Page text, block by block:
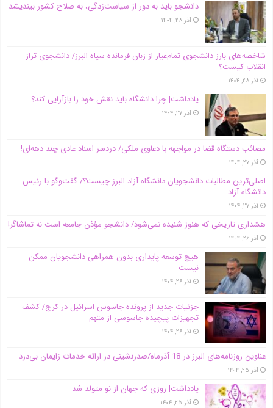
دانشجو باید به دور از سیاست‌زدگی، به صلاح کشور بیندیشد
آذر ۲۸, ۱۴۰۴
شاخصه‌های بارز دانشجوی تمام‌عیار از زبان فرمانده سپاه البرز/ دانشجوی تراز
انقلاب کیست؟
آذر ۲۸, ۱۴۰۴
یادداشت| چرا دانشگاه باید نقش خود را بازآرایی کند؟
آذر ۲۷, ۱۴۰۴
مصائب دستگاه قضا در مواجهه با دعاوی ملکی/ دردسر اسناد عادی چند‌ دهه‌ای!
آذر ۲۷, ۱۴۰۴
اصلی‌ترین مطالبات دانشجویان دانشگاه آزاد البرز چیست؟/ گفت‌وگو با رئیس
دانشگاه آز‌اد
آذر ۲۷, ۱۴۰۴
هشداری تاریخی که هنوز شنیده نمی‌شود/ دانشجو مؤذن جامعه است نه تماشاگر!
آذر ۲۶, ۱۴۰۴
هیچ توسعه پایداری بدون همراهی دانشجویان ممکن
نیست
آذر ۲۶, ۱۴۰۴
جزئیات جدید از پرونده جاسوس اسرائیل در کرج/‌ کشف
تجهیزات پیچیده جاسوسی از متهم
آذر ۲۶, ۱۴۰۴
عناوین روزنامه‌های البرز در ‌18 آذرماه/صدرنشینی در ارائه خدمات زایمان بی‌درد
آذر ۲۵, ۱۴۰۴
یادداشت| روزی که جهان از نو متولد شد
آذر ۲۵, ۱۴۰۴